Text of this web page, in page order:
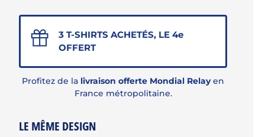
3 T-SHIRTS ACHETÉS, LE 4e
OFFERT
Profitez de la livraison offerte Mondial Relayen
France métropolitaine.
LE MÊME DESIGN